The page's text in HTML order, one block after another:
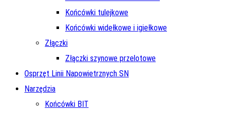
Końcówki tulejkowe
Końcówki widełkowe i igiełkowe
Złączki
Złączki szynowe przelotowe
Osprzęt Linii Napowietrznych SN
Narzędzia
Końcówki BIT